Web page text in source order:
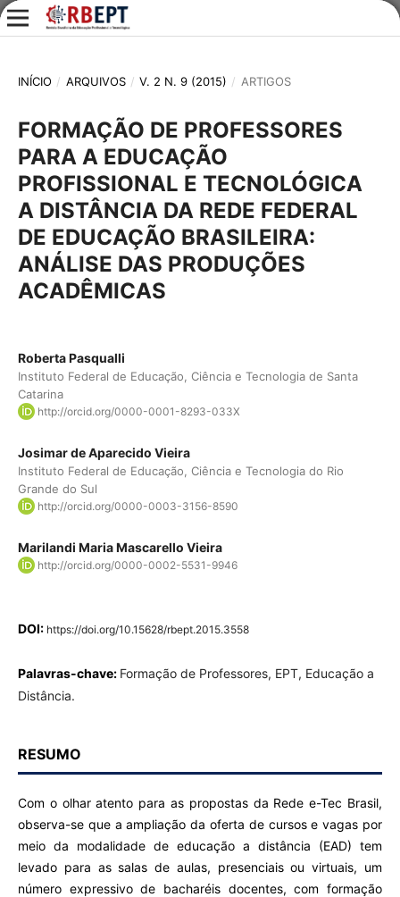
INÍCIO / ARQUIVOS / V. 2 N. 9 (2015) / ARTIGOS
FORMAÇÃO DE PROFESSORES
PARA A EDUCAÇÃO
PROFISSIONAL E TECNOLÓGICA
A DISTÂNCIA DA REDE FEDERAL
DE EDUCAÇÃO BRASILEIRA:
ANÁLISE DAS PRODUÇÕES
ACADÊMICAS
Roberta Pasqualli
Instituto Federal de Educação, Ciência e Tecnologia de Santa
Catarina
http://orcid.org/0000-0001-8293-033X
Josimar de Aparecido Vieira
Instituto Federal de Educação, Ciência e Tecnologia do Rio
Grande do Sul
http://orcid.org/0000-0003-3156-8590
Marilandi Maria Mascarello Vieira
http://orcid.org/0000-0002-5531-9946
DOI: https://doi.org/10.15628/rbept.2015.3558
Palavras-chave: Formação de Professores, EPT, Educação a
Distância.
RESUMO
Com o olhar atento para as propostas da Rede e-Tec Brasil,
observa-se que a ampliação da oferta de cursos e vagas por
meio da modalidade de educação a distância (EAD) tem
levado para as salas de aulas, presenciais ou virtuais, um
número expressivo de bacharéis docentes, com formação